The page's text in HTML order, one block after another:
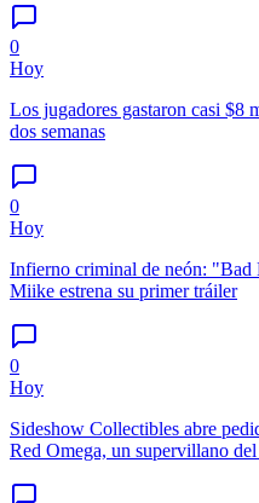
0
Hoy
Los jugadores gastaron casi
dos semanas
0
Hoy
Infierno criminal de neón: "Bad
Miike estrena su primer tráiler
0
Hoy
Sideshow Collectibles abre
Red Omega, un supervillano